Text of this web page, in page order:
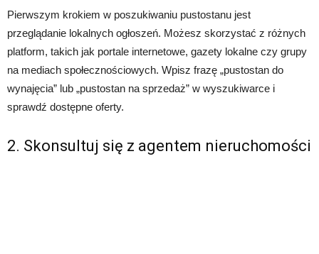
Pierwszym krokiem w poszukiwaniu pustostanu jest
przeglądanie lokalnych ogłoszeń. Możesz skorzystać z różnych
platform, takich jak portale internetowe, gazety lokalne czy grupy
na mediach społecznościowych. Wpisz frazę „pustostan do
wynajęcia” lub „pustostan na sprzedaż” w wyszukiwarce i
sprawdź dostępne oferty.
2. Skonsultuj się z agentem nieruchomości